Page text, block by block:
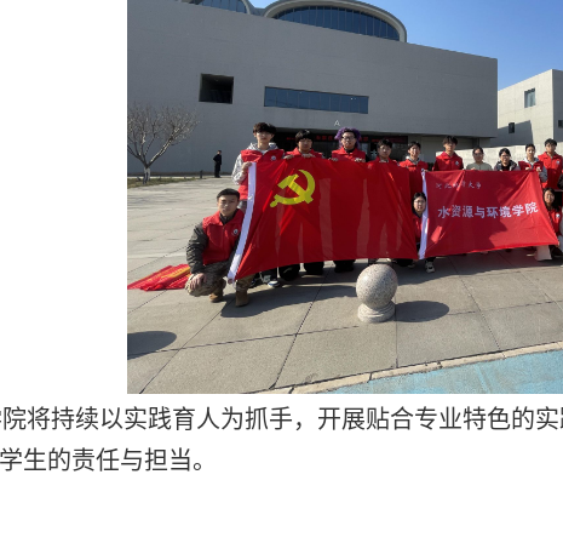
将持续以实践育人为抓手，开展贴合专业特色的
生的责任与担当。